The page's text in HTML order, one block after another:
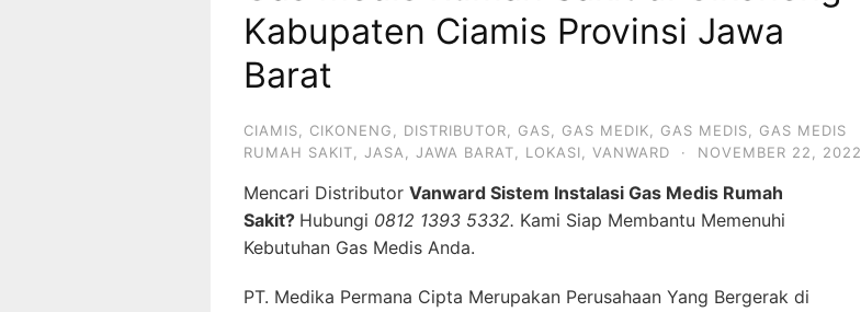
Kabupaten Ciamis Provinsi Jawa
Barat
CIAMIS CIKONENG DISTRIBUTOR GAS GAS MEDIK GAS MEDIS
GAS MEDIS
RUMAH SAKIT
JASA JAWA BARAT LOKASI VANWARD · NOVEMBER 22, 2022
Mencari Distributor Vanward Sistem Instalasi Gas Medis Rumah
Sakit? Hubungi 0812 1393 5332. Kami Siap Membantu Memenuhi
Kebutuhan Gas Medis Anda.
PT. Medika Permana Cipta Merupakan Perusahaan Yang Bergerak di